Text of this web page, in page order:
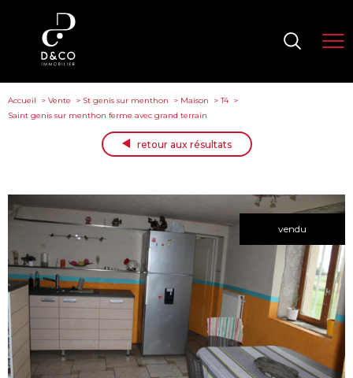
Accueil Vente St genis sur menthon Maison
T4
Saint genis sur menthon ferme avec grand terrain
retour aux résultats
vendu